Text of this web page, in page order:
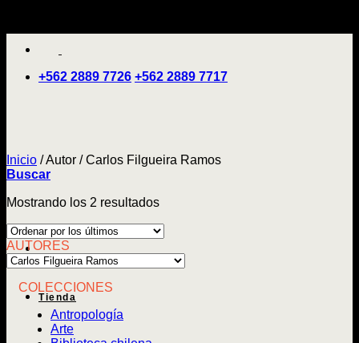
+562 2889 7726 +562 2889 7717
Tienda
Inicio /Autor /Carlos Filgueira Ramos
Buscar
Mostrando los 2 resultadosOrdenado
los
AUTORES
COLECCIONES
Antropología
Arte